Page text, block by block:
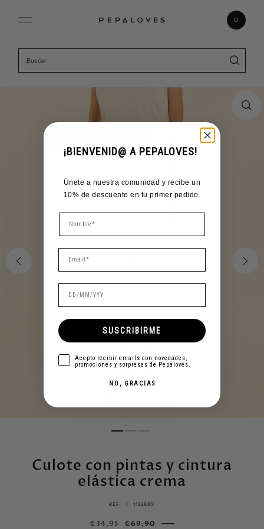
0
Culote con pintas y cintura
elástica crema
REF. | 112288S
€34,95 €69,90
¡BIENVENID@ A PEPALOVES!
Únete a nuestra comunidad y recibe un
10% de descuento en tu primer pedido.
SUSCRIBIRME
aceptarAcepto recibir emails con novedades,
promociones y sorpresas de Pepaloves.
NO, GRACIAS